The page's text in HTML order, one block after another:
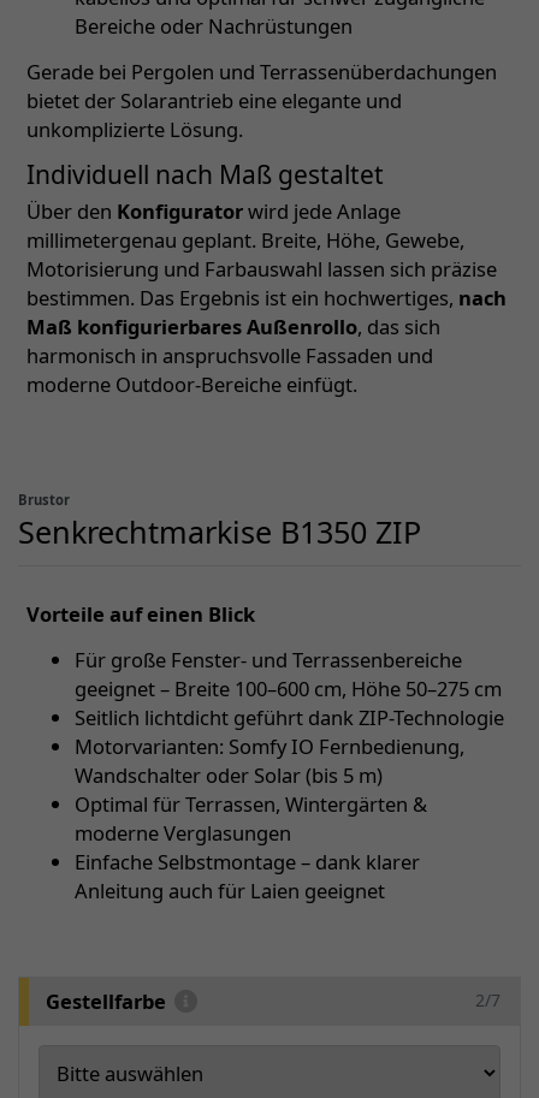
Bereiche oder Nachrüstungen
Gerade bei Pergolen und Terrassenüberdachungen
bietet der Solarantrieb eine elegante und
unkomplizierte Lösung.
Individuell nach Maß gestaltet
Über den Konfiguratorwird jede Anlage
millimetergenau geplant. Breite, Höhe, Gewebe,
Motorisierung und Farbauswahl lassen sich präzise
bestimmen. Das Ergebnis ist ein hochwertiges, nach
Maß konfigurierbares Außenrollo, das sich
harmonisch in anspruchsvolle Fassaden und
moderne Outdoor-Bereiche einfügt.
Brustor
Senkrechtmarkise B1350 ZIP
Vorteile auf einen Blick
Für große Fenster- und Terrassenbereiche
geeignet – Breite 100–600 cm, Höhe 50–275 cm
Seitlich lichtdicht geführt dank ZIP-Technologie
Motorvarianten: Somfy IO Fernbedienung,
Wandschalter oder Solar (bis 5 m)
Optimal für Terrassen, Wintergärten &
moderne Verglasungen
Einfache Selbstmontage – dank klarer
Anleitung auch für Laien geeignet
Gestellfarbe 2/7